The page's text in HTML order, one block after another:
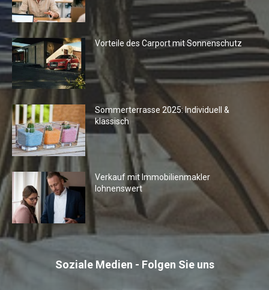
Vorteile des Carport mit Sonnenschutz
Sommerterrasse 2025: Individuell &
klassisch
Verkauf mit Immobilienmakler
lohnenswert
Soziale Medien - Folgen Sie uns